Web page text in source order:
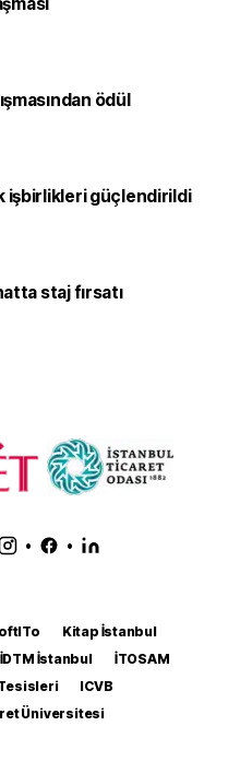
ödül
işbirlikleri güçlendirildi
staj fırsatı
• •
Kitap İstanbul
İDTM İstanbul
İTOSAM
ICVB
Üniversitesi